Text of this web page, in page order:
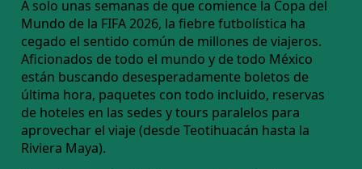
A solo unas semanas de que comience la Copa del
Mundo de la FIFA 2026, la fiebre futbolística ha
cegado el sentido común de millones de viajeros.
Aficionados de todo el mundo y de todo México
están buscando desesperadamente boletos de
última hora, paquetes con todo incluido, reservas
de hoteles en las sedes y tours paralelos para
aprovechar el viaje (desde Teotihuacán hasta la
Riviera Maya).